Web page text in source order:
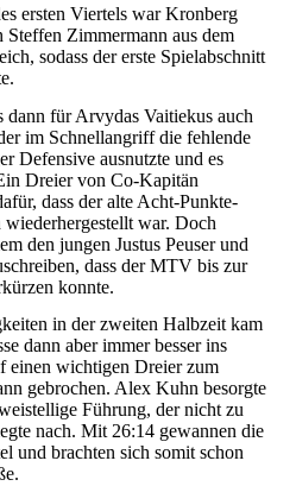
ersten Viertels war Kronberg
Zimmermann aus dem
sodass der erste Spielabschnitt
für Arvydas Vaitiekus auch
im Schnellangriff die fehlende
Defensive ausnutzte und es
Dreier von Co-Kapitän
dass der alte Acht-Punkte-
war. Doch
den jungen Justus Peuser und
dass der MTV bis zur
konnte.
in der zweiten Halbzeit kam
dann aber immer besser ins
einen wichtigen Dreier zum
gebrochen. Alex Kuhn besorgte
Führung, der nicht zu
nach. Mit 26:14 gewannen die
und brachten sich somit schon